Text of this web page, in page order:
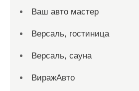
Ваш авто мастер
Версаль, гостиница
Версаль, сауна
ВиражАвто